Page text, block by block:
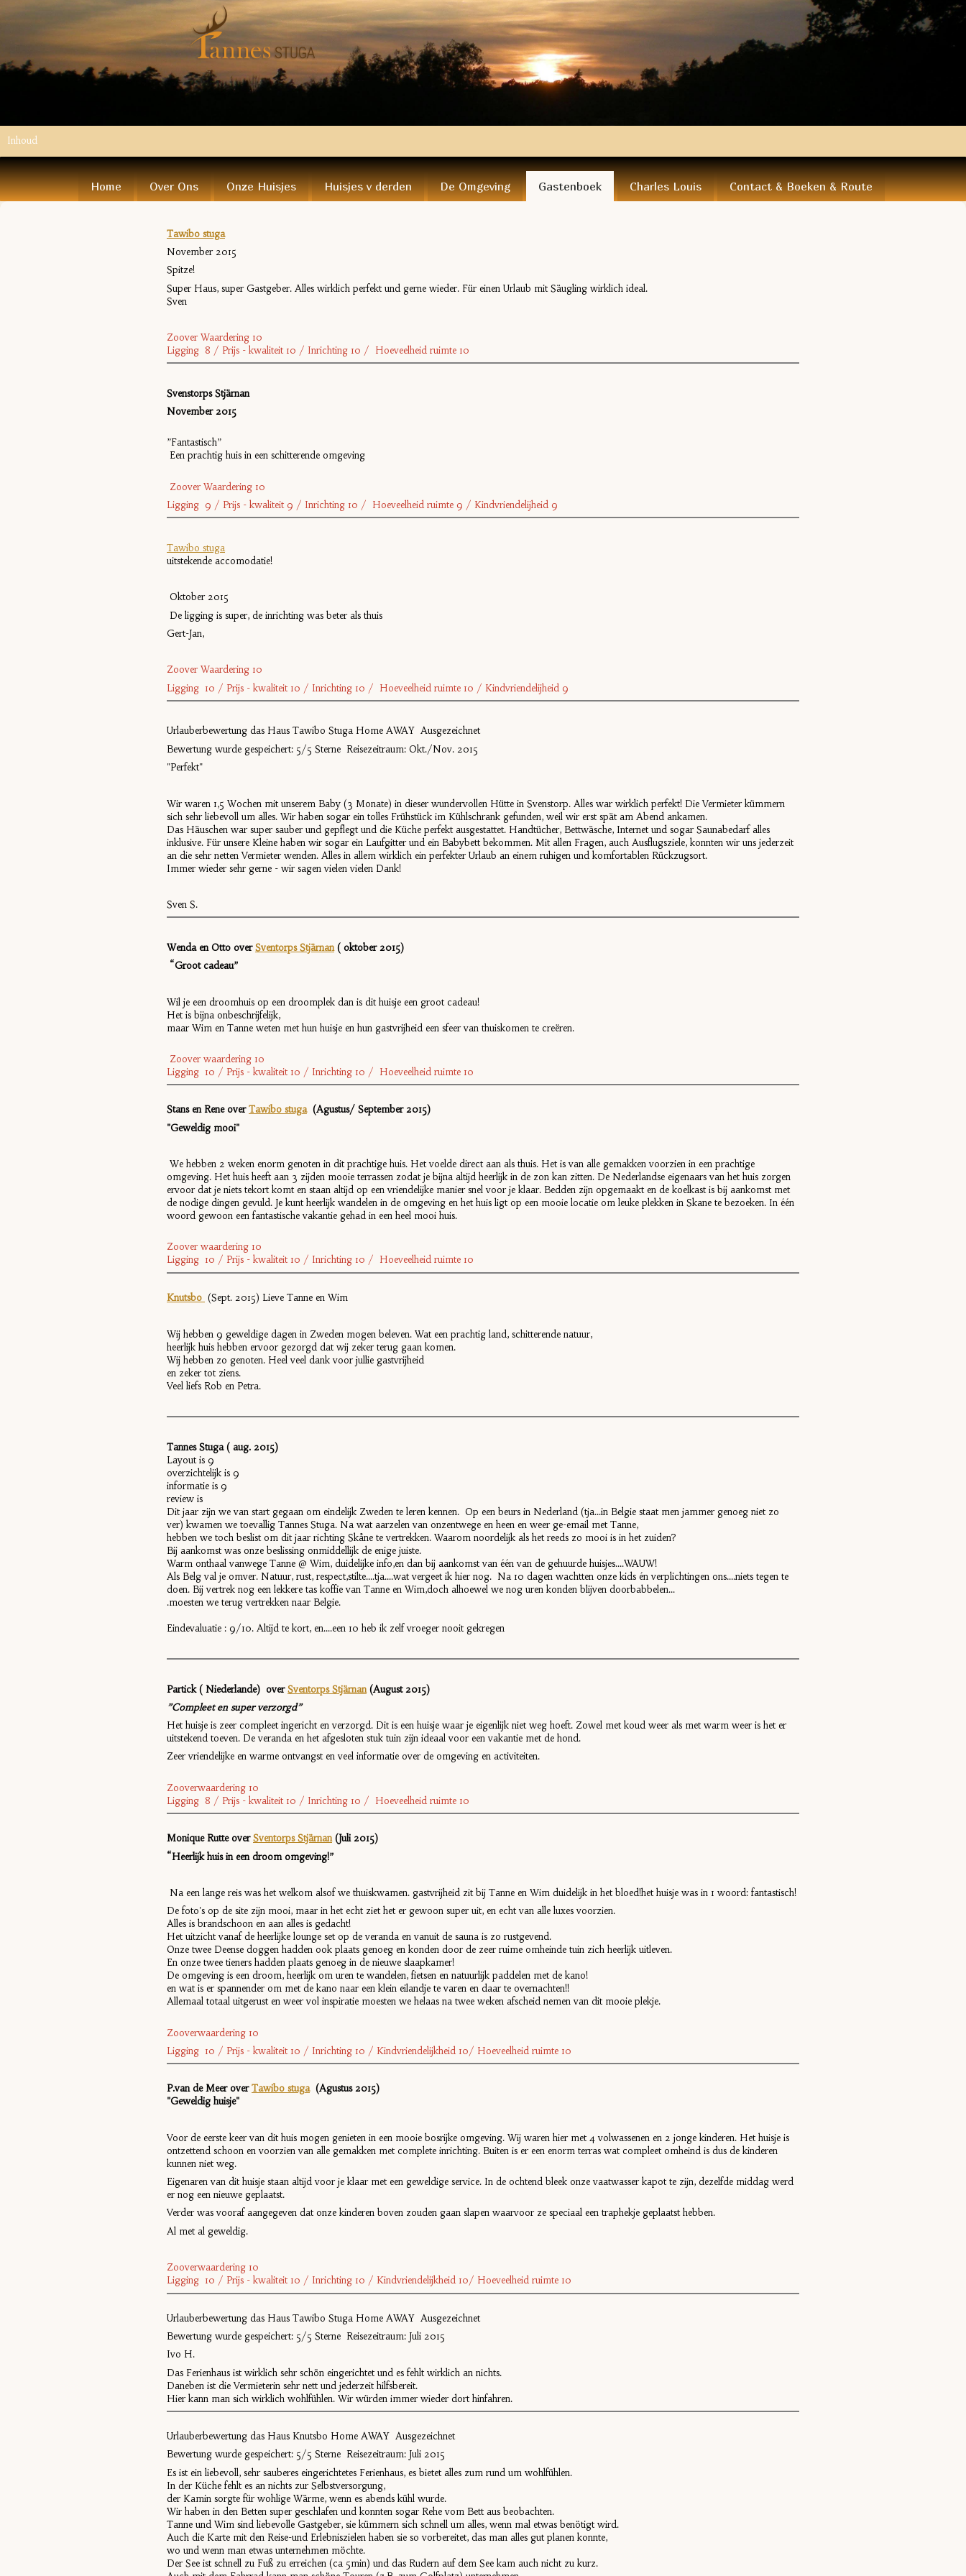
Inhoud
Home Over Ons Onze Huisjes Huisjes v derden De Omgeving Gastenboek Charles Louis Contact & Boeken & Route
Tawibo stuga
November 2015
Spitze!
Super Haus, super Gastgeber. Alles wirklich perfekt und gerne wieder. Für einen Urlaub mit Säugling wirklich ideal.
Sven
Zoover Waardering 10
Ligging 8 / Prijs - kwaliteit 10 / Inrichting 10 / Hoeveelheid ruimte 10
Svenstorps Stjärnan
November 2015
”Fantastisch”
Een prachtig huis in een schitterende omgeving
Zoover Waardering 10
Ligging 9 / Prijs - kwaliteit 9 / Inrichting 10 / Hoeveelheid ruimte 9 / Kindvriendelijheid 9
Tawibo stuga
uitstekende accomodatie!
Oktober 2015
De ligging is super, de inrichting was beter als thuis
Gert-Jan,
Zoover Waardering 10
Ligging 10 / Prijs - kwaliteit 10 / Inrichting 10 / Hoeveelheid ruimte 10 / Kindvriendelijheid 9
Urlauberbewertung das Haus Tawibo Stuga Home AWAY Ausgezeichnet
Bewertung wurde gespeichert: 5/5 Sterne Reisezeitraum: Okt./Nov. 2015
"Perfekt"
Wir waren 1,5 Wochen mit unserem Baby (3 Monate) in dieser wundervollen Hütte in Svenstorp. Alles war wirklich perfekt! Die Vermieter kümmern
sich sehr liebevoll um alles. Wir haben sogar ein tolles Frühstück im Kühlschrank gefunden, weil wir erst spät am Abend ankamen.
Das Häuschen war super sauber und gepflegt und die Küche perfekt ausgestattet. Handtücher, Bettwäsche, Internet und sogar Saunabedarf alles
inklusive. Für unsere Kleine haben wir sogar ein Laufgitter und ein Babybett bekommen. Mit allen Fragen, auch Ausflugsziele, konnten wir uns jederzeit
an die sehr netten Vermieter wenden. Alles in allem wirklich ein perfekter Urlaub an einem ruhigen und komfortablen Rückzugsort.
Immer wieder sehr gerne - wir sagen vielen vielen Dank!
Sven S.
Wenda en Otto overSventorps Stjärnan( oktober 2015)
“Groot cadeau”
Wil je een droomhuis op een droomplek dan is dit huisje een groot cadeau!
Het is bijna onbeschrijfelijk,
maar Wim en Tanne weten met hun huisje en hun gastvrijheid een sfeer van thuiskomen te creëren.
Zoover waardering 10
Ligging 10 / Prijs - kwaliteit 10 / Inrichting 10 / Hoeveelheid ruimte 10
Stans en Rene overTawibo stuga(Agustus/ September 2015)
"Geweldig mooi"
We hebben 2 weken enorm genoten in dit prachtige huis. Het voelde direct aan als thuis. Het is van alle gemakken voorzien in een prachtige
omgeving. Het huis heeft aan 3 zijden mooie terrassen zodat je bijna altijd heerlijk in de zon kan zitten. De Nederlandse eigenaars van het huis zorgen
ervoor dat je niets tekort komt en staan altijd op een vriendelijke manier snel voor je klaar. Bedden zijn opgemaakt en de koelkast is bij aankomst met
de nodige dingen gevuld. Je kunt heerlijk wandelen in de omgeving en het huis ligt op een mooie locatie om leuke plekken in Skane te bezoeken. In één
woord gewoon een fantastische vakantie gehad in een heel mooi huis.
Zoover waardering 10
Ligging 10 / Prijs - kwaliteit 10 / Inrichting 10 / Hoeveelheid ruimte 10
Knutsbo (Sept. 2015) Lieve Tanne en Wim
Wij hebben 9 geweldige dagen in Zweden mogen beleven. Wat een prachtig land, schitterende natuur,
heerlijk huis hebben ervoor gezorgd dat wij zeker terug gaan komen.
Wij hebben zo genoten. Heel veel dank voor jullie gastvrijheid
en zeker tot ziens.
Veel liefs Rob en Petra.
Tannes Stuga ( aug. 2015)
Layout is 9
overzichtelijk is 9
informatie is 9
review is
Dit jaar zijn we van start gegaan om eindelijk Zweden te leren kennen. Op een beurs in Nederland (tja...in Belgie staat men jammer genoeg niet zo
ver) kwamen we toevallig Tannes Stuga. Na wat aarzelen van onzentwege en heen en weer ge-email met Tanne,
hebben we toch beslist om dit jaar richting Skåne te vertrekken. Waarom noordelijk als het reeds zo mooi is in het zuiden?
Bij aankomst was onze beslissing onmiddellijk de enige juiste.
Warm onthaal vanwege Tanne @ Wim, duidelijke info,en dan bij aankomst van één van de gehuurde huisjes....WAUW!
Als Belg val je omver. Natuur, rust, respect,stilte....tja....wat vergeet ik hier nog. Na 10 dagen wachtten onze kids én verplichtingen ons....niets tegen te
doen. Bij vertrek nog een lekkere tas koffie van Tanne en Wim,doch alhoewel we nog uren konden blijven doorbabbelen...
.moesten we terug vertrekken naar Belgie.
Eindevaluatie : 9/10. Altijd te kort, en....een 10 heb ik zelf vroeger nooit gekregen
Partick ( Niederlande) overSventorps Stjärnan(August 2015)
”Compleet en super verzorgd”
Het huisje is zeer compleet ingericht en verzorgd. Dit is een huisje waar je eigenlijk niet weg hoeft. Zowel met koud weer als met warm weer is het er
uitstekend toeven. De veranda en het afgesloten stuk tuin zijn ideaal voor een vakantie met de hond.
Zeer vriendelijke en warme ontvangst en veel informatie over de omgeving en activiteiten.
Zooverwaardering 10
Ligging 8 / Prijs - kwaliteit 10 / Inrichting 10 / Hoeveelheid ruimte 10
Monique Rutte overSventorps Stjärnan(Juli 2015)
“Heerlijk huis in een droom omgeving!”
Na een lange reis was het welkom alsof we thuiskwamen. gastvrijheid zit bij Tanne en Wim duidelijk in het bloed!het huisje was in 1 woord: fantastisch!
De foto's op de site zijn mooi, maar in het echt ziet het er gewoon super uit, en echt van alle luxes voorzien.
Alles is brandschoon en aan alles is gedacht!
Het uitzicht vanaf de heerlijke lounge set op de veranda en vanuit de sauna is zo rustgevend.
Onze twee Deense doggen hadden ook plaats genoeg en konden door de zeer ruime omheinde tuin zich heerlijk uitleven.
En onze twee tieners hadden plaats genoeg in de nieuwe slaapkamer!
De omgeving is een droom, heerlijk om uren te wandelen, fietsen en natuurlijk paddelen met de kano!
en wat is er spannender om met de kano naar een klein eilandje te varen en daar te overnachten!!
Allemaal totaal uitgerust en weer vol inspiratie moesten we helaas na twee weken afscheid nemen van dit mooie plekje.
Zooverwaardering 10
Ligging 10 / Prijs - kwaliteit 10 / Inrichting 10 / Kindvriendelijkheid 10/ Hoeveelheid ruimte 10
P.van de Meer overTawibo stuga(Agustus 2015)
"Geweldig huisje"
Voor de eerste keer van dit huis mogen genieten in een mooie bosrijke omgeving. Wij waren hier met 4 volwassenen en 2 jonge kinderen. Het huisje is
ontzettend schoon en voorzien van alle gemakken met complete inrichting. Buiten is er een enorm terras wat compleet omheind is dus de kinderen
kunnen niet weg.
Eigenaren van dit huisje staan altijd voor je klaar met een geweldige service. In de ochtend bleek onze vaatwasser kapot te zijn, dezelfde middag werd
er nog een nieuwe geplaatst.
Verder was vooraf aangegeven dat onze kinderen boven zouden gaan slapen waarvoor ze speciaal een traphekje geplaatst hebben.
Al met al geweldig.
Zooverwaardering 10
Ligging 10 / Prijs - kwaliteit 10 / Inrichting 10 / Kindvriendelijkheid 10/ Hoeveelheid ruimte 10
Urlauberbewertung das Haus Tawibo Stuga Home AWAY Ausgezeichnet
Bewertung wurde gespeichert: 5/5 Sterne Reisezeitraum: Juli 2015
Ivo H.
Das Ferienhaus ist wirklich sehr schön eingerichtet und es fehlt wirklich an nichts.
Daneben ist die Vermieterin sehr nett und jederzeit hilfsbereit.
Hier kann man sich wirklich wohlfühlen. Wir würden immer wieder dort hinfahren.
Urlauberbewertung das Haus Knutsbo Home AWAY Ausgezeichnet
Bewertung wurde gespeichert: 5/5 Sterne Reisezeitraum: Juli 2015
Es ist ein liebevoll, sehr sauberes eingerichtetes Ferienhaus, es bietet alles zum rund um wohlfühlen.
In der Küche fehlt es an nichts zur Selbstversorgung,
der Kamin sorgte für wohlige Wärme, wenn es abends kühl wurde.
Wir haben in den Betten super geschlafen und konnten sogar Rehe vom Bett aus beobachten.
Tanne und Wim sind liebevolle Gastgeber, sie kümmern sich schnell um alles, wenn mal etwas benötigt wird.
Auch die Karte mit den Reise-und Erlebniszielen haben sie so vorbereitet, das man alles gut planen konnte,
wo und wenn man etwas unternehmen möchte.
Der See ist schnell zu Fuß zu erreichen (ca 5min) und das Rudern auf dem See kam auch nicht zu kurz.